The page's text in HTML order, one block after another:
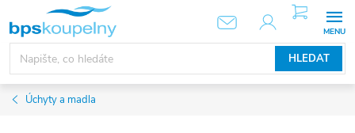
obsah
HLEDAT
NÁKUPNÍ
KOŠÍK
Úchyty a madla